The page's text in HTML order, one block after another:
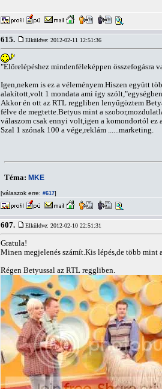
615. Elküldve: 2012-02-11 12:51:36
"Előrelépéshez mindenféleképpen összefogásra
Igen,nekem is ez a véleményem.Hiszen együtt
alakított,volt 1 mondata ami így
Akkor én ott az RTL reggliben lenyűgöztem
félve de megtette.Betyus mint a
válaszom csak ennyi volt,igen a komondortól ez
Szal 1 szónak 100 a vége,reklám ......marketing.
Téma: MKE
[válaszok erre: #617]
607. Elküldve: 2012-02-10 22:51:31
Gratula!
Minen megjelenés számít.Kis lépés,de több mint
Régen Betyussal az RTL reggliben.